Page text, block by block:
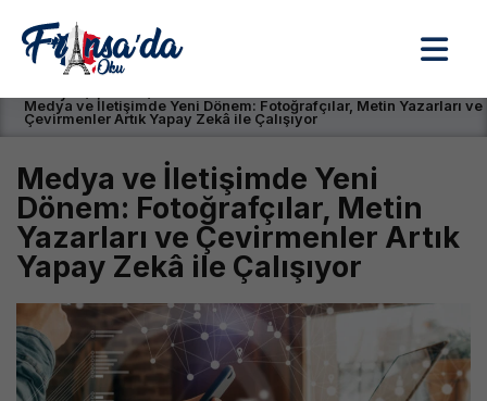
Medya ve İletişimde Yeni Dönem: Fotoğrafçılar, Metin Yazarları ve
Çevirmenler Artık Yapay Zekâ ile Çalışıyor
Medya ve İletişimde Yeni
Dönem: Fotoğrafçılar, Metin
Yazarları ve Çevirmenler Artık
Yapay Zekâ ile Çalışıyor